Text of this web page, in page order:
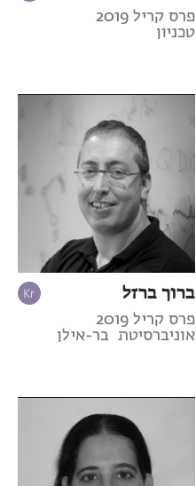
פרס קריל 2019
טכניון
ברוך ברזל
פרס קריל 2019
אוניברסיטת בר-אילן